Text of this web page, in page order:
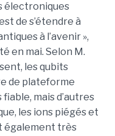
électroniques
de s’étendre à
à l’avenir »,
en mai. Selon M.
les qubits
de plateforme
mais d’autres
les ions piégés et
également très